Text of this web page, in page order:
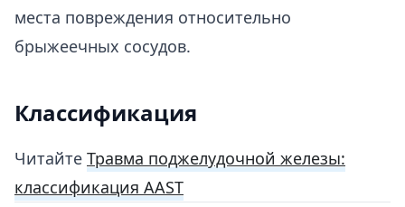
места повреждения относительно
брыжеечных сосудов.
Классификация
Читайте Травма поджелудочной железы:
классификация AAST